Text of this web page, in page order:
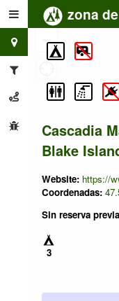
zona
Cascadia
Blake
Website: https://
Coordenadas:
Sin reserva previa
3
+
−